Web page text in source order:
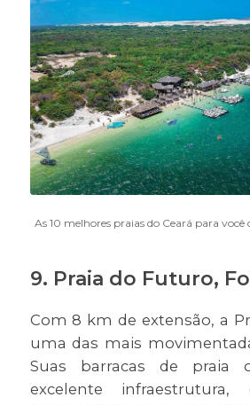
As 10 melhores praias do Ceará para
9. Praia do Futuro,
Com 8 km de extensão, a
uma das mais
Suas barracas de praia
excelente infraestrutura,